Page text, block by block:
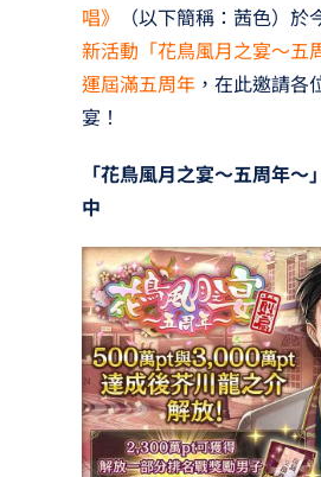
唱》
（以下簡稱：茜色）於
新活動「花鳥風月之宴～五
運屆滿五周年，在此邀請各
宴！
「花鳥風月之宴～五周年
中